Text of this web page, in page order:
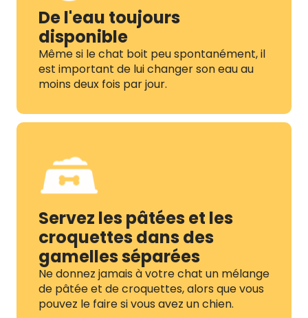
De l'eau toujours
disponible
Même si le chat boit peu spontanément, il
est important de lui changer son eau au
moins deux fois par jour.
Servez les pâtées et les
croquettes dans des
gamelles séparées
Ne donnez jamais à votre chat un mélange
de pâtée et de croquettes, alors que vous
pouvez le faire si vous avez un chien.